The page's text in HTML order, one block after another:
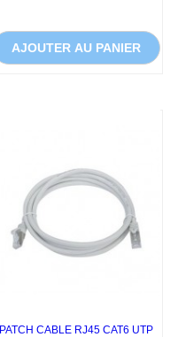
AJOUTER AU PANIER
PATCH CABLE RJ45 CAT6 UTP